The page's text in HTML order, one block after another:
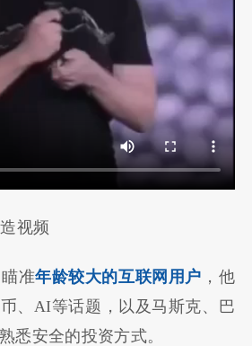
视频
准年龄较大的互联网用户 ，他
、AI等话题，以及马斯克、巴
悉安全的投资方式。